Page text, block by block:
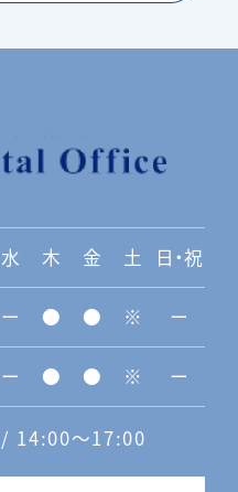
水 木 金 土 日・祝
ー ● ● ※ ー
ー ● ● ※ ー
14:00〜17:00